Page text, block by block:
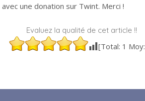
avec une donation sur Twint. Merci !
Evaluez la qualité de cet article !!
[Total: 1 Moy: